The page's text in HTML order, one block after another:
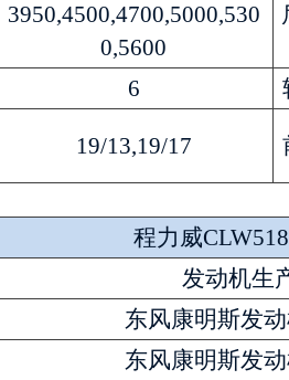
3950,4500,4700,5000,530
0,5600
6
19/13,19/17
程力威
发动机生
东风康明斯发
东风康明斯发